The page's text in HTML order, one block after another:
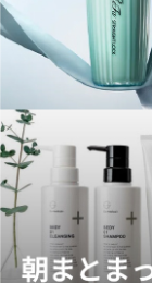
売れ筋ランキング
カテゴリ
ブランド